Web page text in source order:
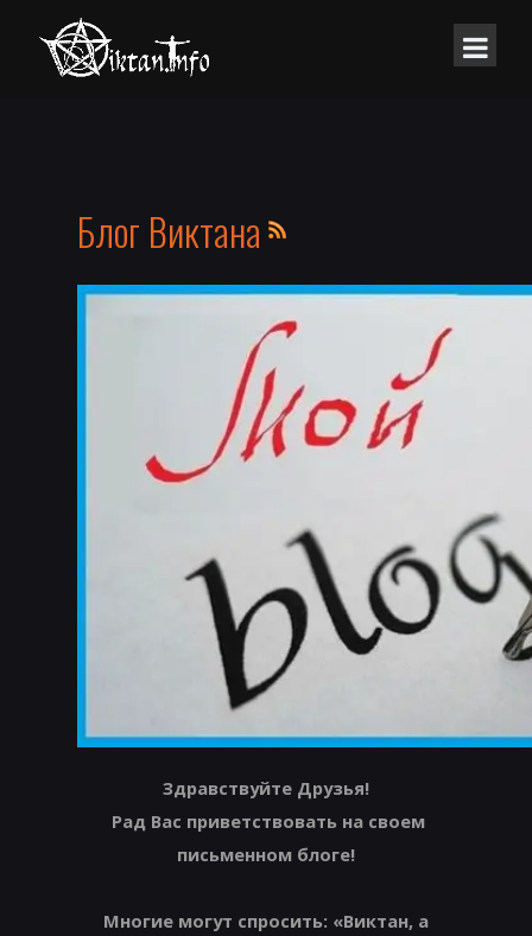
Блог Виктана
Здравствуйте Друзья!
Рад Вас приветствовать на своем
письменном блоге!
Многие могут спросить: «Виктан, а